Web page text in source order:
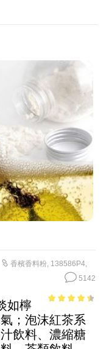
香檳香料粉, 138586P4,
5142
of 5
如檸
；泡沫紅茶系
飲料、濃縮糖